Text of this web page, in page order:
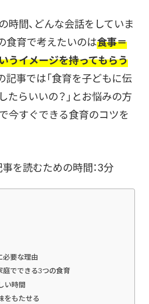
時間、どんな会話をしていま
食育で考えたいのは食事＝
うイメージを持ってもらう
記事では「食育を子どもに伝
たらいいの？」とお悩みの方
今すぐできる食育のコツを
を読むための時間：3分
必要な理由
庭でできる3つの食育
い時間
をもたせる